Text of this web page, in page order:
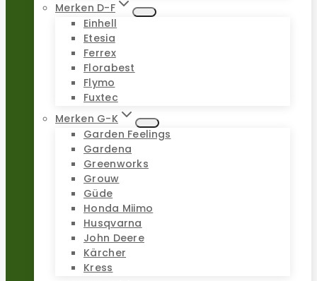
Merken D-F
Einhell
Etesia
Ferrex
Florabest
Flymo
Fuxtec
Merken G-K
Garden Feelings
Gardena
Greenworks
Grouw
Güde
Honda Miimo
Husqvarna
John Deere
Kärcher
Kress